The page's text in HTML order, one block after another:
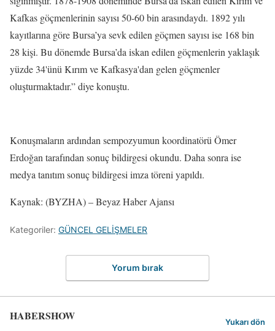
Kafkas göçmenlerinin sayısı 50-60 bin arasındaydı. 1892 yılı
kayıtlarına göre Bursa’ya sevk edilen göçmen sayısı ise 168 bin
28 kişi. Bu dönemde Bursa’da iskan edilen göçmenlerin yaklaşık
yüzde 34'ünü Kırım ve Kafkasya'dan gelen göçmenler
oluşturmaktadır.” diye konuştu.
Konuşmaların ardından sempozyumun koordinatörü Ömer
Erdoğan tarafından sonuç bildirgesi okundu. Daha sonra ise
medya tanıtım sonuç bildirgesi imza töreni yapıldı.
Kaynak: (BYZHA) – Beyaz Haber Ajansı
Kategoriler: GÜNCEL GELİŞMELER
Yorum bırak
HABERSHOW Yukarı dön